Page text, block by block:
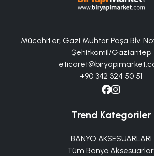
Mücahitler, Gazi Muhtar Paşa Blv.
Şehitkamil/Gaziantep
+90 342 324 50 51
Trend Kategoriler
BANYO AKSESUARLARI
Tüm Banyo Aksesuarları